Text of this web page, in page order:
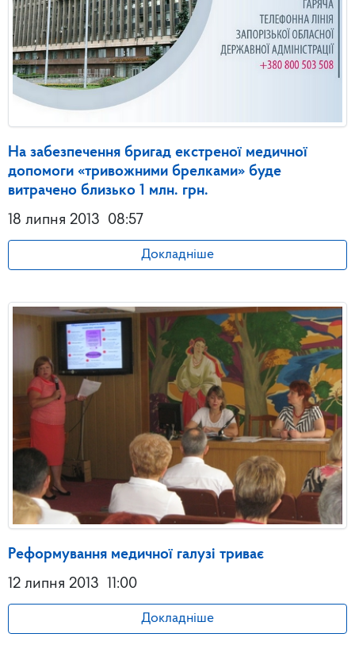
На забезпечення бригад екстреної медичної
допомоги «тривожними брелками» буде
витрачено близько 1 млн. грн.
18 липня 2013 08:57
Докладніше
Реформування медичної галузі триває
12 липня 2013 11:00
Докладніше